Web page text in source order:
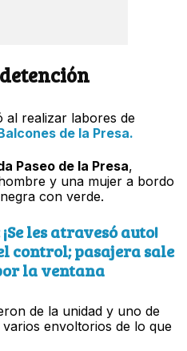
al realizar labores de
de la Presa.
Paseo de la Presa,
y una mujer a bordo
con verde.
les atravesó auto!
control; pasajera sale
la ventana
de la unidad y uno de
envoltorios de lo que